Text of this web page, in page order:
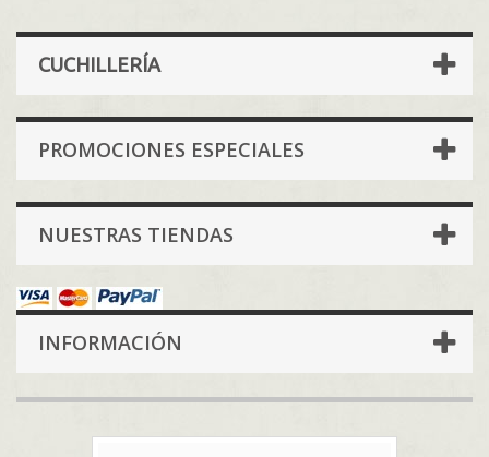
CUCHILLERÍA
PROMOCIONES ESPECIALES
NUESTRAS TIENDAS
INFORMACIÓN